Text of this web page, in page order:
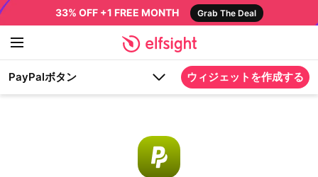
33% OFF +1 FREE MONTH Grab The Deal
PayPalボタン ウィジェットを作成する